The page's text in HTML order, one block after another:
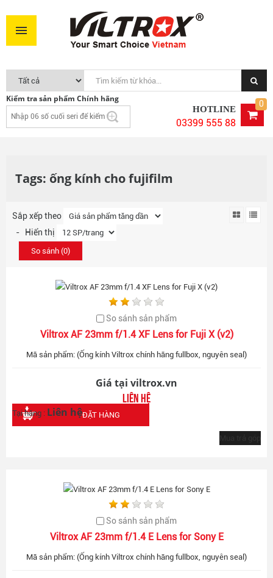
Kiểm tra sản phẩm Chính hãng
HOTLINE
03399 555 88
0
Tags: ống kính cho fujifilm
Sắp xếp theo
- Hiển thị
So sánh (0)
So sánh sản phẩm
Viltrox AF 23mm f/1.4 XF Lens for Fuji X (v2)
Mã sản phẩm: (Ống kính Viltrox chính hãng fullbox, nguyên seal)
Giá tại viltrox.vn
Liên hệ
Tại hãng : Liên hệĐẶT HÀNG
So sánh sản phẩm
Viltrox AF 23mm f/1.4 E Lens for Sony E
Mã sản phẩm: (Ống kính Viltrox chính hãng fullbox, nguyên seal)